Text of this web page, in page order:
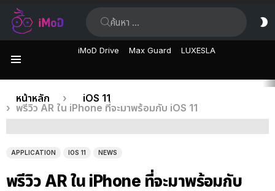
iMoD Drive Max Guard LUXESLA
เรื่อง
ล่าสุด
คุณอยู่ที่นี่:
หน้าหลัก
iOS 11
พรีวิว AR ใน iPhone ที่จะมาพร้อมกับ iOS 11
APPLICATION IOS 11 NEWS
พรีวิว AR ใน iPhone ที่จะมาพร้อมกับ